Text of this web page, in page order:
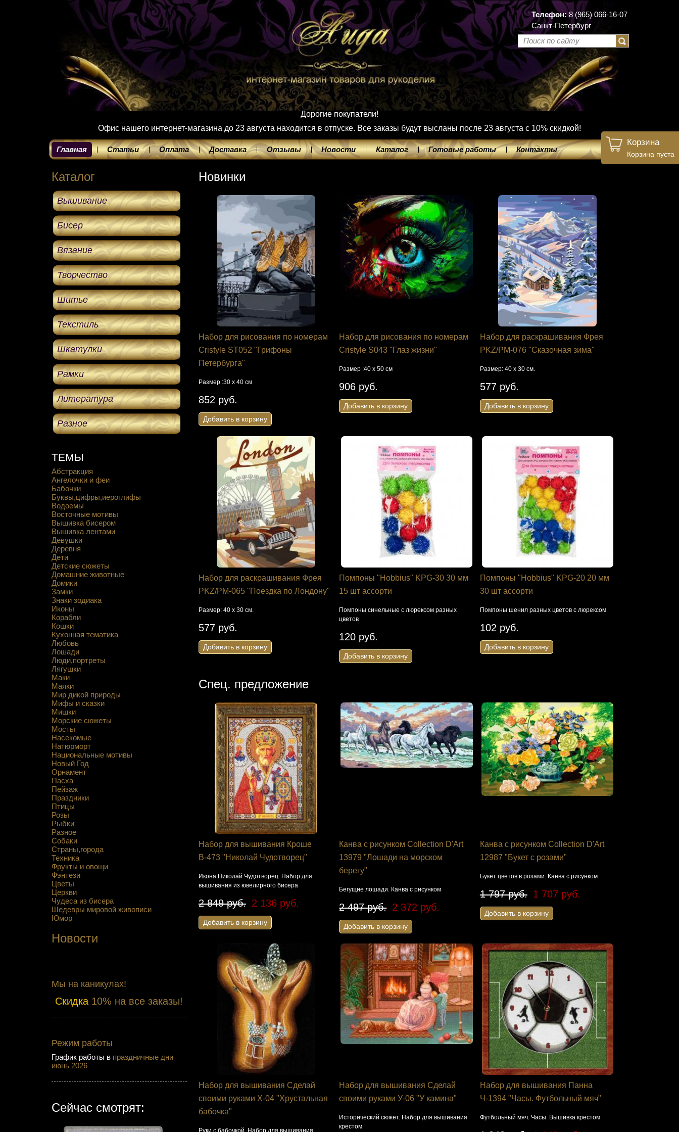
Телефон:8 (965) 066-16-07
Санкт-Петербург
Дорогие покупатели!
Офис нашего интернет-магазина до 23 августа находится в отпуске. Все заказы будут высланы после 23 августа с 10% скидкой!
Главная Статьи Оплата Доставка Отзывы Новости Каталог Готовые работы Контакты
Каталог
Вышивание
Бисер
Вязание
Творчество
Шитье
Текстиль
Шкатулки
Рамки
Литература
Разное
Корзина
Корзина пуста
ТЕМЫ
Абстракция
Ангелочки и феи
Бабочки
Буквы,цифры,иероглифы
Водоемы
Восточные мотивы
Вышивка бисером
Вышивка лентами
Девушки
Деревня
Дети
Детские сюжеты
Домашние животные
Домики
Замки
Знаки зодиака
Иконы
Корабли
Кошки
Кухонная тематика
Любовь
Лошади
Люди,портреты
Лягушки
Маки
Маяки
Мир дикой природы
Мифы и сказки
Мишки
Морские сюжеты
Мосты
Насекомые
Натюрморт
Национальные мотивы
Новый Год
Орнамент
Пасха
Пейзаж
Праздники
Птицы
Розы
Рыбки
Разное
Собаки
Страны,города
Техника
Фрукты и овощи
Фэнтези
Цветы
Церкви
Чудеса из бисера
Шедевры мировой живописи
Юмор
Новости
Мы на каникулах!
Скидка 10% на все заказы!
Режим работы
График работы в праздничные дни
июнь 2026
Сейчас смотрят:
Новинки
Набор для рисования по номерам
Cristyle ST052 "Грифоны
Петербурга"
Размер :30 х 40 см
852 руб.
Добавить в корзину
Набор для рисования по номерам
Cristyle S043 "Глаз жизни"
Размер :40 х 50 см
906 руб.
Добавить в корзину
Набор для раскрашивания Фрея
PKZ/PM-076 "Сказочная зима"
Размер: 40 х 30 см.
577 руб.
Добавить в корзину
Набор для раскрашивания Фрея
PKZ/PM-065 "Поездка по Лондону"
Размер: 40 х 30 см.
577 руб.
Добавить в корзину
Помпоны "Hobbius" KPG-30 30 мм
15 шт ассорти
Помпоны синельные с люрексом разных
цветов
120 руб.
Добавить в корзину
Помпоны "Hobbius" KPG-20 20 мм
30 шт ассорти
Помпоны шенил разных цветов с люрексом
102 руб.
Добавить в корзину
Спец. предложение
Набор для вышивания Кроше
В-473 "Николай Чудотворец"
Икона Николай Чудотворец. Набор для
вышивания из ювелирного бисера
2 849 руб. 2 136 руб.
Добавить в корзину
Канва с рисунком Collection D'Art
13979 "Лошади на морском
берегу"
Бегущие лошади. Канва с рисунком
2 497 руб. 2 372 руб.
Добавить в корзину
Канва с рисунком Collection D'Art
12987 "Букет с розами"
Букет цветов в розами. Канва с рисунком
1 797 руб. 1 707 руб.
Добавить в корзину
Набор для вышивания Сделай
своими руками Х-04 "Хрустальная
бабочка"
Руки с бабочкой. Набор для вышивания
Набор для вышивания Сделай
своими руками У-06 "У камина"
Исторический сюжет. Набор для вышивания
крестом
Набор для вышивания Панна
Ч-1394 "Часы. Футбольный мяч"
Футбольный мяч. Часы. Вышивка крестом